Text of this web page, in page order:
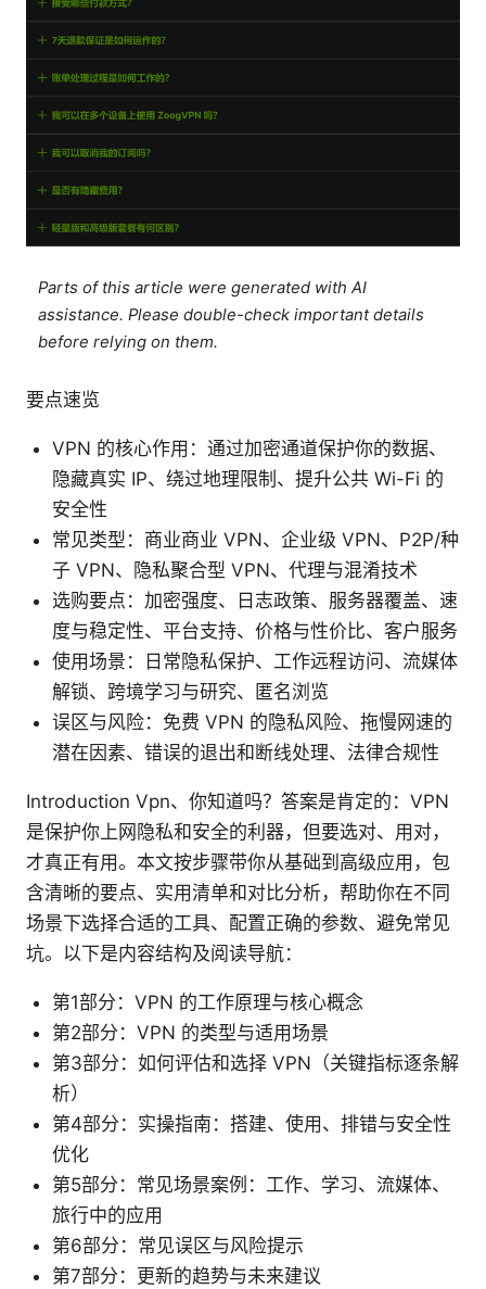
Parts of this article were generated with AI
assistance. Please double-check important details
before relying on them.
要点速览
VPN 的核心作用：通过加密通道保护你的数据、
隐藏真实 IP、绕过地理限制、提升公共 Wi-Fi 的
安全性
常见类型：商业商业 VPN、企业级 VPN、P2P/种
子 VPN、隐私聚合型 VPN、代理与混淆技术
选购要点：加密强度、日志政策、服务器覆盖、速
度与稳定性、平台支持、价格与性价比、客户服务
使用场景：日常隐私保护、工作远程访问、流媒体
解锁、跨境学习与研究、匿名浏览
误区与风险：免费 VPN 的隐私风险、拖慢网速的
潜在因素、错误的退出和断线处理、法律合规性
Introduction Vpn、你知道吗？答案是肯定的：VPN
是保护你上网隐私和安全的利器，但要选对、用对，
才真正有用。本文按步骤带你从基础到高级应用，包
含清晰的要点、实用清单和对比分析，帮助你在不同
场景下选择合适的工具、配置正确的参数、避免常见
坑。以下是内容结构及阅读导航：
第1部分：VPN 的工作原理与核心概念
第2部分：VPN 的类型与适用场景
第3部分：如何评估和选择 VPN（关键指标逐条解
析）
第4部分：实操指南：搭建、使用、排错与安全性
优化
第5部分：常见场景案例：工作、学习、流媒体、
旅行中的应用
第6部分：常见误区与风险提示
第7部分：更新的趋势与未来建议